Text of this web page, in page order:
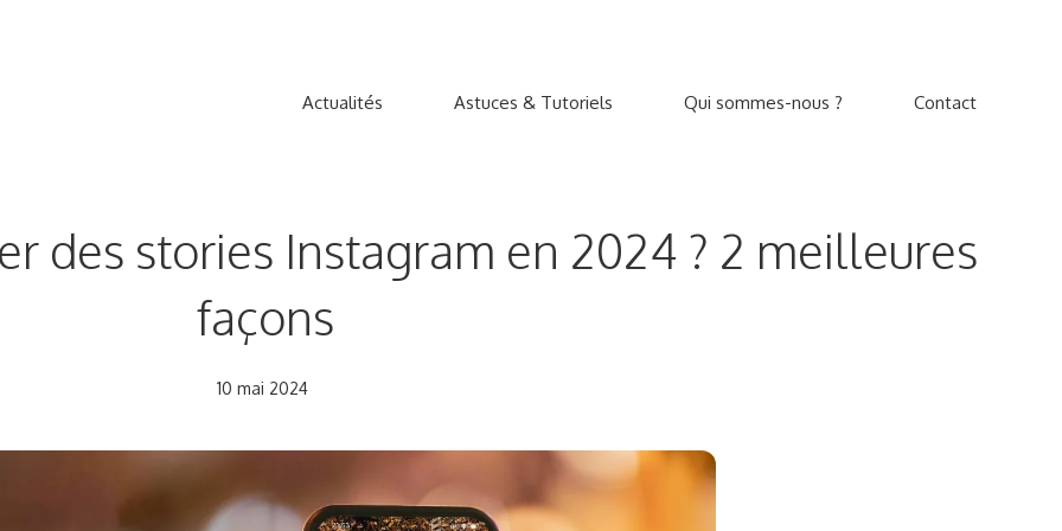
Actualités Astuces & Tutoriels Qui sommes-nous ? Contact
des stories Instagram en 2024 ? 2 meilleures
façons
10 mai 2024